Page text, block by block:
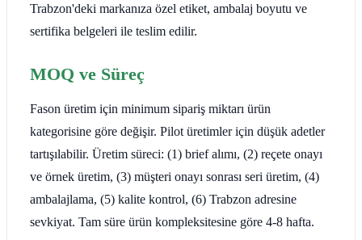
Trabzon'deki markanıza özel etiket, ambalaj boyutu ve
sertifika belgeleri ile teslim edilir.
MOQ ve Süreç
Fason üretim için minimum sipariş miktarı ürün
kategorisine göre değişir. Pilot üretimler için düşük adetler
tartışılabilir. Üretim süreci: (1) brief alımı, (2) reçete onayı
ve örnek üretim, (3) müşteri onayı sonrası seri üretim, (4)
ambalajlama, (5) kalite kontrol, (6) Trabzon adresine
sevkiyat. Tam süre ürün kompleksitesine göre 4-8 hafta.